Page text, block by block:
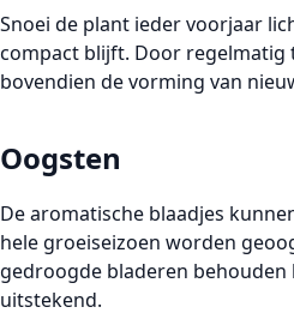
Snoei de plant ieder voorjaar
compact blijft. Door regelmatig
bovendien de vorming van
Oogsten
De aromatische blaadjes
hele groeiseizoen worden
gedroogde bladeren
uitstekend.